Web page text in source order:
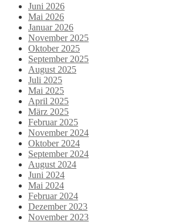
Juni 2026
Mai 2026
Januar 2026
November 2025
Oktober 2025
September 2025
August 2025
Juli 2025
Mai 2025
April 2025
März 2025
Februar 2025
November 2024
Oktober 2024
September 2024
August 2024
Juni 2024
Mai 2024
Februar 2024
Dezember 2023
November 2023